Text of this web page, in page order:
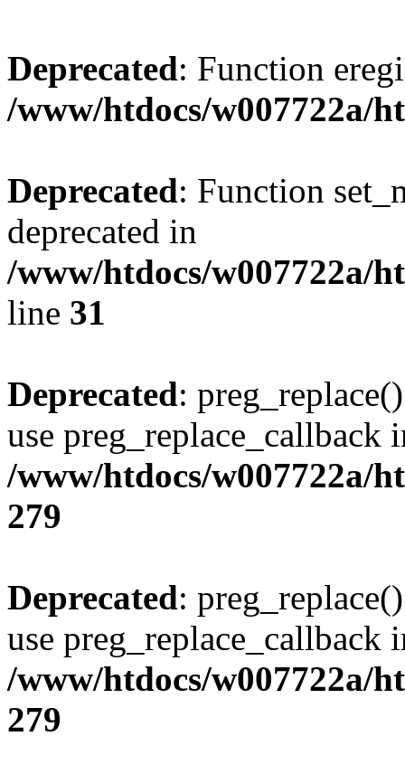
Deprecated: Function
/www/htdocs/w007722a/
Deprecated: Function
deprecated in
/www/htdocs/w007722a/
line 31
Deprecated:
use preg_replace_callback
/www/htdocs/w007722a/
279
Deprecated:
use preg_replace_callback
/www/htdocs/w007722a/
279